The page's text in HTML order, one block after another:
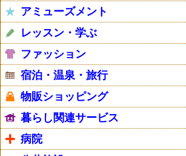
アミューズメント
レッスン・学ぶ
ファッション
宿泊・温泉・旅行
物販ショッピング
暮らし関連サービス
病院